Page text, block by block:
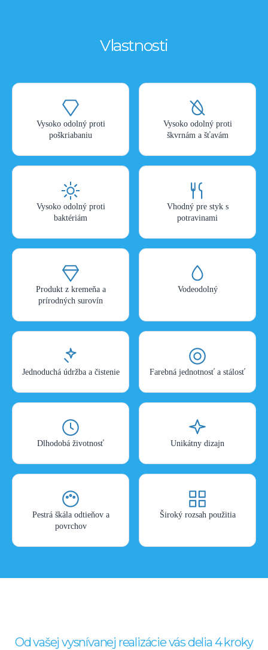
Vlastnosti
Vysoko odolný proti
poškriabaniu
Vysoko odolný proti
škvrnám a šťavám
Vysoko odolný proti
baktériám
Vhodný pre styk s
potravinami
Produkt z kremeňa a
prírodných surovín
Vodeodolný
Jednoduchá údržba a čistenie Farebná jednotnosť a stálosť
Dlhodobá životnosť Unikátny dizajn
Pestrá škála odtieňov a
povrchov
Široký rozsah použitia
Od vašej vysnívanej realizácie vás delia 4 kroky